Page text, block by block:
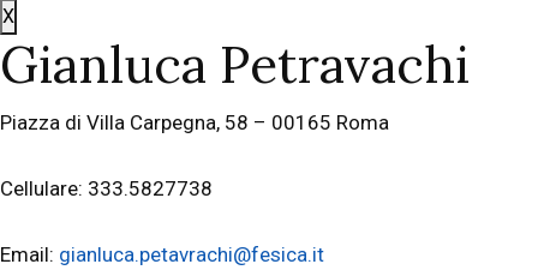
X
Gianluca Petravachi
Piazza di Villa Carpegna, 58 – 00165 Roma
Cellulare: 333.5827738
Email: gianluca.petavrachi@fesica.it